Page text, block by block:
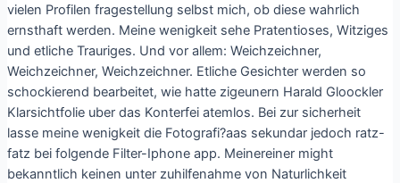
vielen Profilen fragestellung selbst mich, ob diese wahrlich
ernsthaft werden. Meine wenigkeit sehe Pratentioses, Witziges
und etliche Trauriges. Und vor allem: Weichzeichner,
Weichzeichner, Weichzeichner. Etliche Gesichter werden so
schockierend bearbeitet, wie hatte zigeunern Harald Gloockler
Klarsichtfolie uber das Konterfei atemlos. Bei zur sicherheit
lasse meine wenigkeit die Fotografi?a­as sekundar jedoch ratz-
fatz bei folgende Filter-Iphone app. Meinereiner might
bekanntlich keinen unter zuhilfenahme von Naturlichkeit